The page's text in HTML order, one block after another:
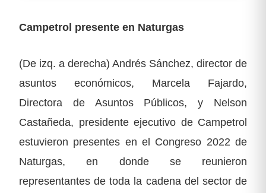
Campetrol presente en Naturgas
(De izq. a derecha) Andrés Sánchez, director de
asuntos económicos, Marcela Fajardo,
Directora de Asuntos Públicos, y Nelson
Castañeda, presidente ejecutivo de Campetrol
estuvieron presentes en el Congreso 2022 de
Naturgas, en donde se reunieron
representantes de toda la cadena del sector de